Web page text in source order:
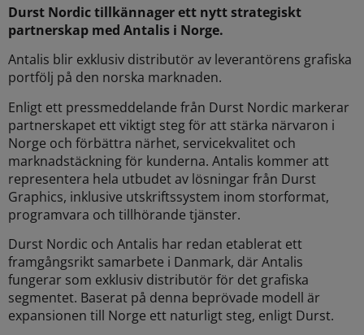
Durst Nordic tillkännager ett nytt strategiskt
partnerskap med Antalis i Norge.
Antalis blir exklusiv distributör av leverantörens grafiska
portfölj på den norska marknaden.
Enligt ett pressmeddelande från Durst Nordic markerar
partnerskapet ett viktigt steg för att stärka närvaron i
Norge och förbättra närhet, servicekvalitet och
marknadstäckning för kunderna. Antalis kommer att
representera hela utbudet av lösningar från Durst
Graphics, inklusive utskriftssystem inom storformat,
programvara och tillhörande tjänster.
Durst Nordic och Antalis har redan etablerat ett
framgångsrikt samarbete i Danmark, där Antalis
fungerar som exklusiv distributör för det grafiska
segmentet. Baserat på denna beprövade modell är
expansionen till Norge ett naturligt steg, enligt Durst.